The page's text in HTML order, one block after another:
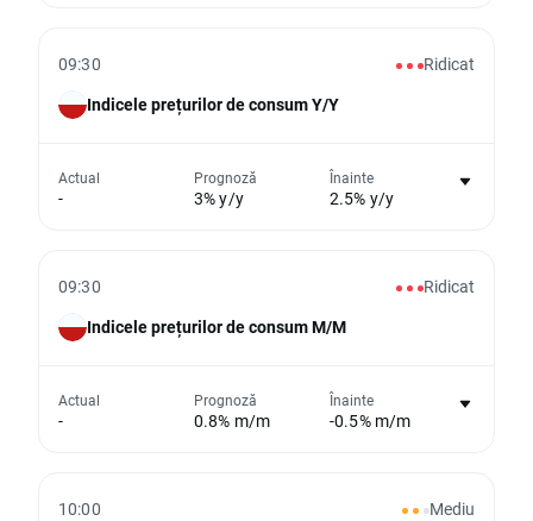
Nu există niciun grafic pentru acest
eveniment
09:30
Ridicat
Indicele prețurilor de consum Y/Y
Actual
-
Prognoză
3% y/y
Înainte
2.5% y/y
Nu există niciun grafic pentru acest
eveniment
09:30
Ridicat
Indicele prețurilor de consum M/M
Actual
-
Prognoză
0.8% m/m
Înainte
-0.5% m/m
10:00
Mediu